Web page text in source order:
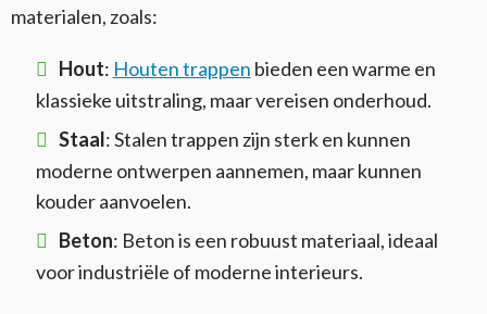
materialen, zoals:
Hout: Houten trappen bieden een warme en
klassieke uitstraling, maar vereisen onderhoud.
Staal: Stalen trappen zijn sterk en kunnen
moderne ontwerpen aannemen, maar kunnen
kouder aanvoelen.
Beton: Beton is een robuust materiaal, ideaal
voor industriële of moderne interieurs.